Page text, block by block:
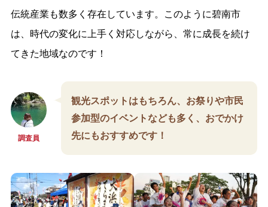
伝統産業も数多く存在しています。このように碧南市
は、時代の変化に上手く対応しながら、常に成長を続け
てきた地域なのです！
調査員
観光スポットはもちろん、お祭りや市民
参加型のイベントなども多く、おでかけ
先にもおすすめです！